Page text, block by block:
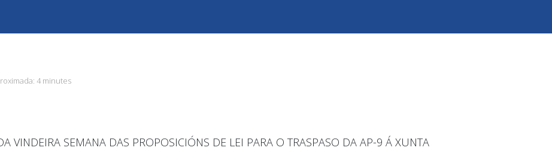
4 minutes
VINDEIRA SEMANA DAS PROPOSICIÓNS DE LEI PARA O TRASPASO DA AP-9 Á XUNTA